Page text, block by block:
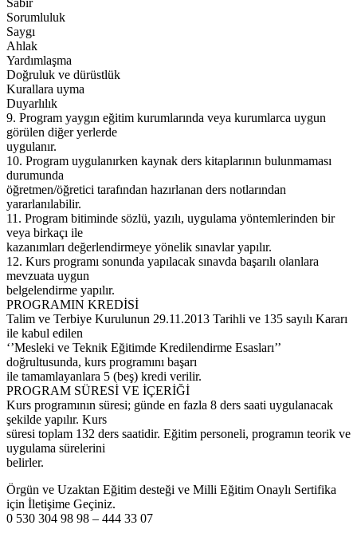
Sorumluluk
Saygı
Ahlak
Yardımlaşma
Doğruluk ve dürüstlük
Kurallara uyma
Duyarlılık
9. Program yaygın eğitim kurumlarında veya kurumlarca uygun
görülen diğer yerlerde
uygulanır.
10. Program uygulanırken kaynak ders kitaplarının bulunmaması
durumunda
öğretmen/öğretici tarafından hazırlanan ders notlarından
yararlanılabilir.
11. Program bitiminde sözlü, yazılı, uygulama yöntemlerinden bir
veya birkaçı ile
kazanımları değerlendirmeye yönelik sınavlar yapılır.
12. Kurs programı sonunda yapılacak sınavda başarılı olanlara
mevzuata uygun
belgelendirme yapılır.
PROGRAMIN KREDİSİ
Talim ve Terbiye Kurulunun 29.11.2013 Tarihli ve 135 sayılı Kararı
ile kabul edilen
‘’Mesleki ve Teknik Eğitimde Kredilendirme Esasları’’
doğrultusunda, kurs programını başarı
ile tamamlayanlara 5 (beş) kredi verilir.
PROGRAM SÜRESİ VE İÇERİĞİ
Kurs programının süresi; günde en fazla 8 ders saati uygulanacak
şekilde yapılır. Kurs
süresi toplam 132 ders saatidir. Eğitim personeli, programın teorik ve
uygulama sürelerini
belirler.
Örgün ve Uzaktan Eğitim desteği ve Milli Eğitim Onaylı Sertifika
için İletişime Geçiniz.
0 530 304 98 98 – 444 33 07